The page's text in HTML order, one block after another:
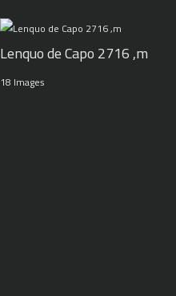
Lenquo de Capo 2716 ,m
18 Images